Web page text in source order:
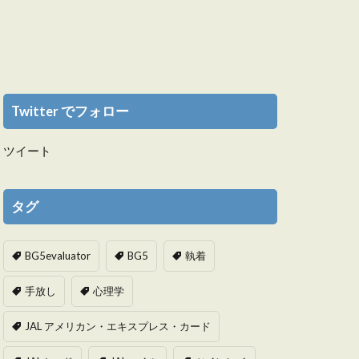
Twitter でフォロー
ツイート
タグ
BG5evaluator BG5 執着
手放し 心理学
JAL アメリカン・エキスプレス・カード